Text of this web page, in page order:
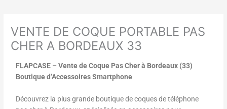
VENTE DE COQUE PORTABLE PAS
CHER A BORDEAUX 33
FLAPCASE – Vente de Coque Pas Cher à Bordeaux (33)
Boutique d’Accessoires Smartphone
Découvrez la plus grande boutique de coques de téléphone